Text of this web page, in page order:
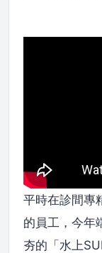
平時在診間專
的員工，今年
夯的「水上